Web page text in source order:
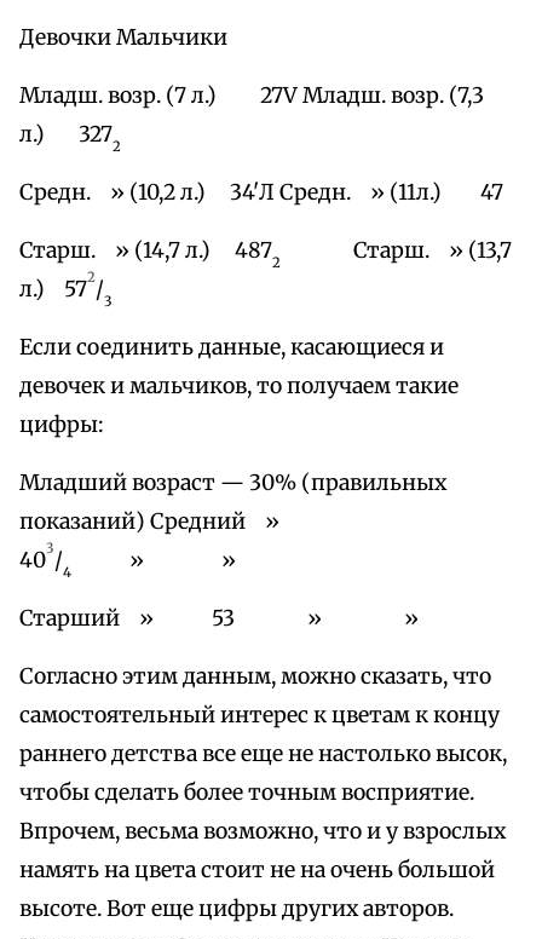
Девочки Мальчики
Младш. возр. (7 л.) 27V Младш. возр. (7,3
л.) 3272
Средн. » (10,2 л.) 34'Л Средн. » (11л.) 47
Старш. » (14,7 л.) 4872
Старш. » (13,7
л.) 572/3
Если соединить данные, касающиеся и
девочек и мальчиков, то получаем такие
цифры:
Младший возраст — 30% (правильных
показаний) Средний »
403/4 » »
Старший » 53 » »
Согласно этим данным, можно сказать, что
самостоятельный интерес к цветам к концу
раннего детства все еще не настолько высок,
чтобы сделать более точным восприятие.
Впрочем, весьма возможно, что и у взрослых
намять на цвета стоит не на очень большой
высоте. Вот еще цифры других авторов.